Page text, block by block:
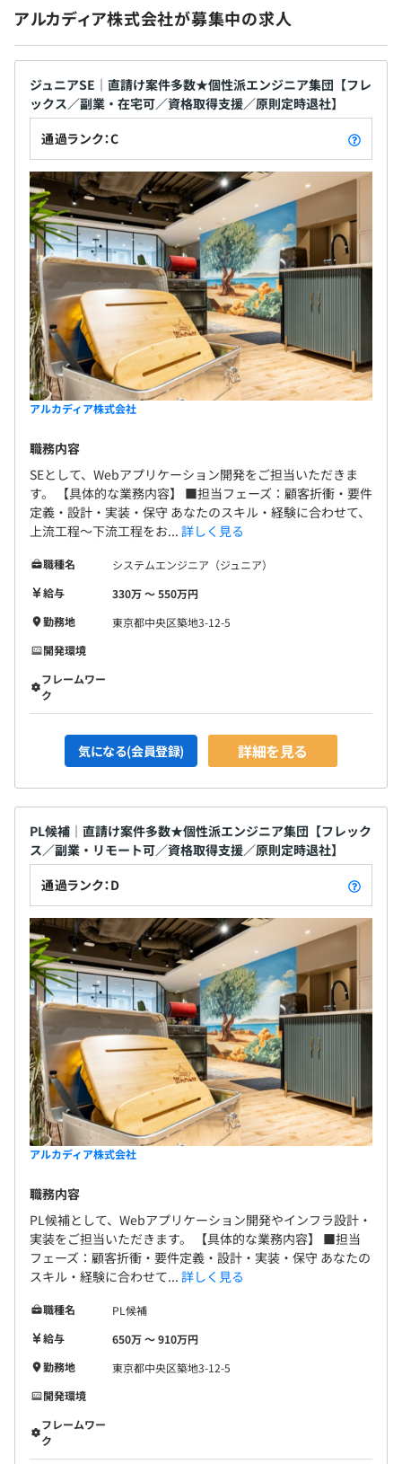
す。
■開発体制：業務はチーム開発が中心。常にメンバーと連
携を取りながらプロジェクトを推進します。
【アサインについて】
■希望尊重：ご自身のキャリアプランやスキルアップの方
向性を考慮し、希望に沿ったプロジェクトにアサインしま
す。
■多様な機会：大手SIerとの取引により、幅広い技術分野
や業種のプロジェクトに挑戦できる機会があります。
【組織づくり】
■長期にわたり活躍できる組織
エンジニアの稼働率を11カ月に設定し、研修や休暇のた
めの時間を確保しています。
■独自のペルソナを設定
当社では、エンジニアのライフステージを考慮した「アル
カディアン」という独自のペルソナを設定しています。
向」の3タイプに分類され、それぞれ属性や価値観が細か
く設定されています。
このペルソナに基づき、ライフステージに応じた働き方を
選択できるよう、会社制度を継続的に見直しています。
副業の容認や週休3日制への対応など、「ダイバーシティ
計画」と呼ばれる働き方改革を推進しています。
働き方改革の中でも、定年制の見直しに特に力を入れてい
歳を超えたシニアエンジニア積極的に採用。60歳以降は5
年ごとの契約とし、最長70歳まで就労が可能となりまし
た。
当社では、新規入社エンジニアの増加に対応し、新たな評
価制度とスキルアップ制度を構築しています。この制度設
計においては、エンジニアのニーズに応えるため、社員の
意見を取り入れることを重要視しています。
キャリア形成については、エンジニアの希望に沿った形で
キャリアをデザインできる環境を目指しており、年齢を問
わず成長し続けることを推奨しています。個々のエンジニ
アが自身の成長を追求することを重視する企業文化があ
り、キャリアパスとしてスペシャリスト、ゼネラリストい
ずれの選択肢も用意されています。上位ポジションに空き
がない場合でも、キャリアを横方向に展開できる選択肢が
あります。
制度面では、コンサルティング導入による明確な評価制度
を確立。評価はビジネスラインとテクニカルラインの2軸
で実施され、スキルアッププログラムの整備を通じて、努
力が収入に反映される仕組みとなっています。
当社のエンジニア組織は、「ネクサステクノロジー本部」
と「ビジネスイノベーション本部」の2つの本部で構成さ
れています。
システム開発・技術支援からDX推進や新規サービス創出
まで幅広い領域に携わることができ、経験・スキル・キャ
リア志向を考慮して最適なチームへ配属します。
また、将来的には組織を横断したキャリア形成や新たな領
域への挑戦も可能です。
◎ハイパー労災加入
無期雇用
3カ月（試用期間中は正式雇用時と同じ条件となります）
にしか持ちえない能力や「人間臭さ」を大切にして
います。この理念は、クライアントとの信頼関係（過
去のプロジェクトでの実績が新規受注につながって
いる）だけでなく、社内のチームワークにも適用さ
れています。バグの発見などメンタル的に厳しい状況
になりがちなエンジニアという仕事において、互い
にフォローし合い、人間らしい関わりを持って仕事
を進めることで、エンジニアを幸せにすることを目
指しています。 当社には、未経験からベテランまで
幅広い人材が集結し、バラエティに富んだ人材が、
それぞれの個性を生かして業務をおこなっています。
自分が自分らしく働けるような環境が当社にはあり
ます。
アルカディア株式会社が募集中の求人
ジュニアSE｜直請け案件多数★個性派エンジニア集団【フレ
ックス／副業・在宅可／資格取得支援／原則定時退社】
通過ランク：C
アルカディア株式会社
職務内容
SEとして、Webアプリケーション開発をご担当いただきま
す。 【具体的な業務内容】 ■担当フェーズ：顧客折衝・要件
定義・設計・実装・保守 あなたのスキル・経験に合わせて、
上流工程～下流工程をお... 詳しく見る
職種名
システムエンジニア（ジュニア）
給与
330万 〜 550万円
勤務地
東京都中央区築地3-12-5
開発環境
フレームワー
ク
気になる(会員登録) 詳細を見る
PL候補｜直請け案件多数★個性派エンジニア集団【フレック
ス／副業・リモート可／資格取得支援／原則定時退社】
通過ランク：D
アルカディア株式会社
職務内容
PL候補として、Webアプリケーション開発やインフラ設計・
実装をご担当いただきます。 【具体的な業務内容】 ■担当
フェーズ：顧客折衝・要件定義・設計・実装・保守 あなたの
スキル・経験に合わせて... 詳しく見る
職種名
PL候補
給与
650万 〜 910万円
勤務地
東京都中央区築地3-12-5
開発環境
フレームワー
ク